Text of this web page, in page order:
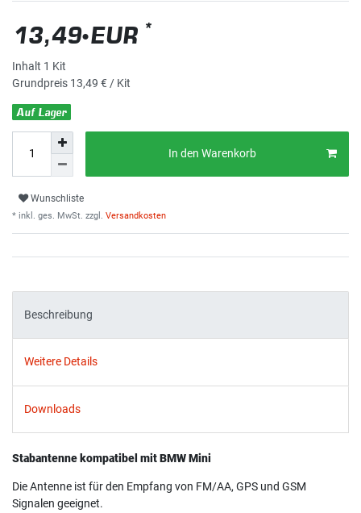
13,49 EUR *
Inhalt 1 Kit
Grundpreis 13,49 € / Kit
Auf Lager
In den Warenkorb
Wunschliste
* inkl. ges. MwSt. zzgl. Versandkosten
Beschreibung
Weitere Details
Downloads
Stabantenne kompatibel mit BMW Mini
Die Antenne ist für den Empfang von FM/AA, GPS und GSM
Signalen geeignet.